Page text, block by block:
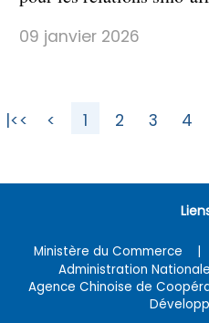
09 janvier 2026
|<< < 1 2 3 4
Ministère du Commerce
Administration
Agence Chinoise de